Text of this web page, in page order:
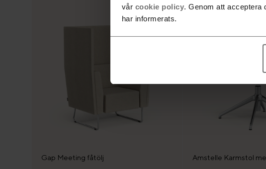
vår cookie policy. Genom att acceptera
har informerats.
Gap Meeting fåtölj Amstelle Karmstol